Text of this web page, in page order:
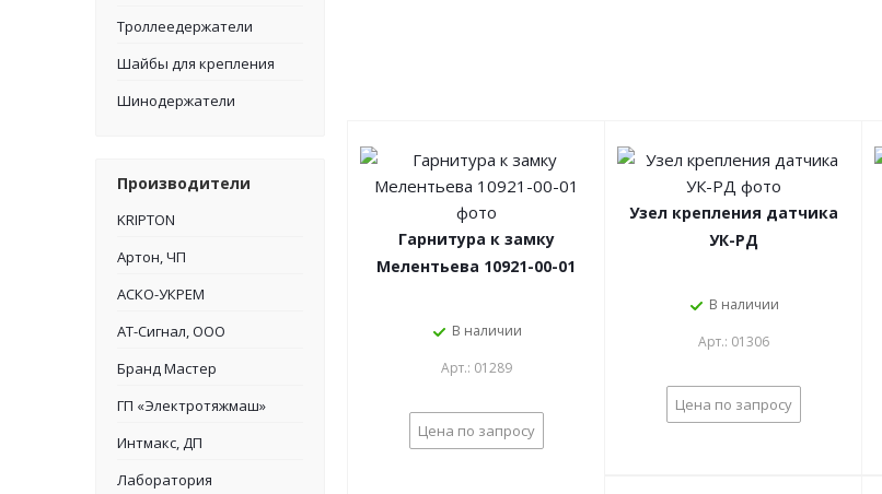
Троллеедержатели
Шайбы для крепления
Шинодержатели
Производители
KRIPTON
Артон, ЧП
АСКО-УКРЕМ
АТ-Сигнал, ООО
Бранд Мастер
ГП «Электротяжмаш»
Интмакс, ДП
Лаборатория
Гарнитура к замку
Мелентьева 10921-00-01
В наличии
Арт.: 01289
Цена по запросу
Узел крепления датчика
УК-РД
В наличии
Арт.: 01306
Цена по запросу